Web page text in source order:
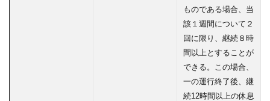
ものである場合、当
該１週間について２
回に限り、継続８時
間以上とすることが
できる。この場合、
一の運行終了後、継
続12時間以上の休息